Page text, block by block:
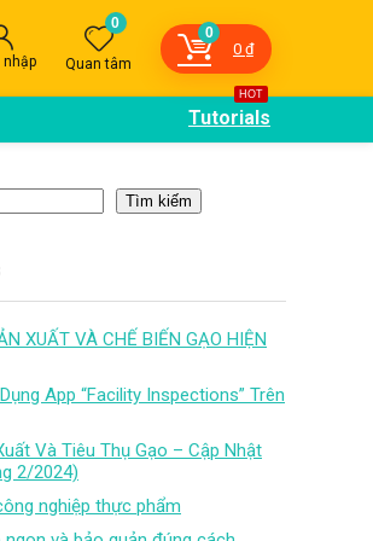
0
Quan tâm
0
0 ₫
HOT
Tutorials
Tìm kiếm
XUẤT VÀ CHẾ BIẾN GẠO HIỆN
App “Facility Inspections” Trên
Và Tiêu Thụ Gạo – Cập Nhật
2/2024)
nghiệp thực phẩm